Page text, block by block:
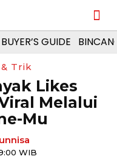
BUYER’S GUIDE
Trik
Likes
Melalui
Mu
WIB